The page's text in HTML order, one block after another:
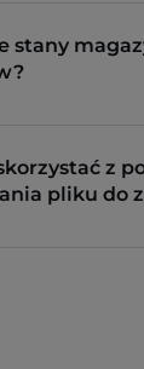
stany
z
pliku do